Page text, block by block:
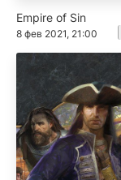
Empire of Sin
8 фев 2021, 21:00